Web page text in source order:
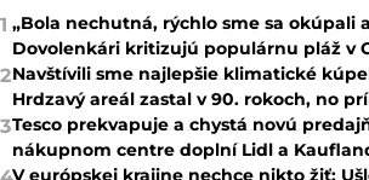
1 „Bola nechutná, rýchlo sme sa okúpali
Dovolenkári kritizujú populárnu pláž v
2Navštívili sme najlepšie klimatické
Hrdzavý areál zastal v 90. rokoch, no
3Tesco prekvapuje a chystá novú
nákupnom centre doplní Lidl a
V európskej krajine nechce nikto žiť: